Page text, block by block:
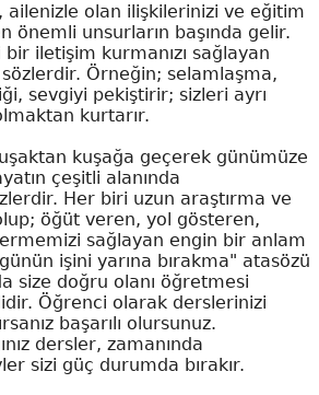
ailenizle olan ilişkilerinizi ve eğitim
önemli unsurların başında gelir.
bir iletişim kurmanızı sağlayan
sözlerdir. Örneğin; selamlaşma,
sevgiyi pekiştirir; sizleri ayrı
kurtarır.
kuşağa geçerek günümüze
çeşitli alanında
Her biri uzun araştırma ve
öğüt veren, yol gösteren,
sağlayan engin bir anlam
işini yarına bırakma" atasözü
size doğru olanı öğretmesi
Öğrenci olarak derslerinizi
başarılı olursunuz.
dersler, zamanında
sizi güç durumda bırakır.